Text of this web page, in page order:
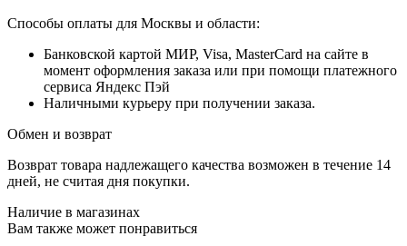
Способы оплаты для Москвы и области:
Банковской картой МИР, Visa, MasterCard на сайте в
момент оформления заказа или при помощи платежного
сервиса Яндекс Пэй
Наличными курьеру при получении заказа.
Обмен и возврат
Возврат товара надлежащего качества возможен в течение 14
дней, не считая дня покупки.
Наличие в магазинах
Вам также может понравиться